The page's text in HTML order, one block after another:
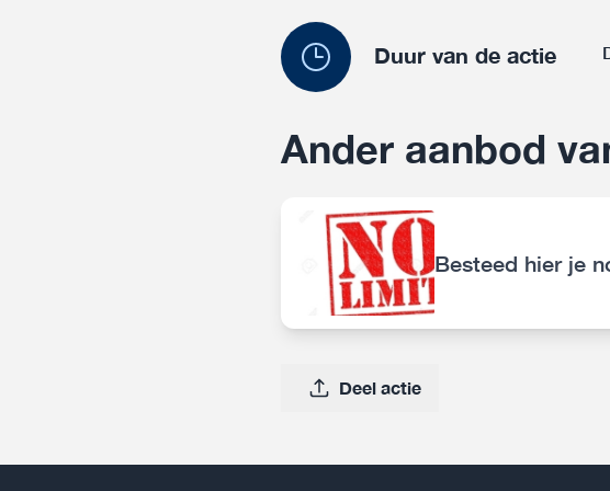
Duur van de actie
Ander aanbod
Besteed hier je
Deel actie